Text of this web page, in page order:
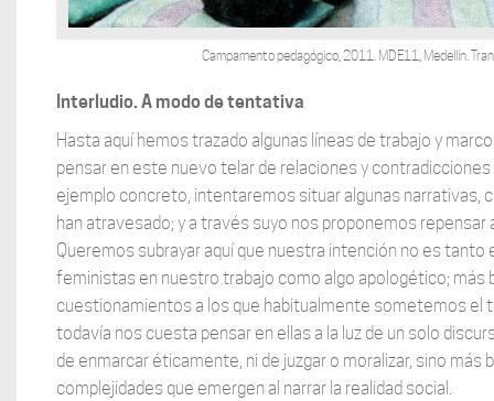
Campamento pedagógico, 2011. MDE11, Medellín.
Interludio. A modo de tentativa
Hasta aquí hemos trazado algunas líneas de trabajo y
pensar en este nuevo telar de relaciones y
ejemplo concreto, intentaremos situar algunas narrativas,
han atravesado; y a través suyo nos proponemos
Queremos subrayar aquí que nuestra intención no es
feministas en nuestro trabajo como algo apologético; más
cuestionamientos a los que habitualmente sometemos el
todavía nos cuesta pensar en ellas a la luz de un solo
de enmarcar éticamente, ni de juzgar o moralizar, sino
complejidades que emergen al narrar la realidad social.